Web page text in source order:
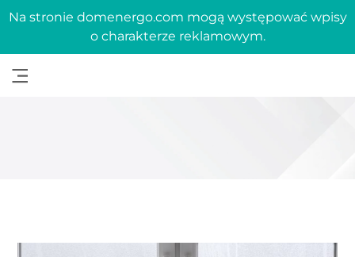
Na stronie domenergo.com mogą występować wpisy
o charakterze reklamowym.